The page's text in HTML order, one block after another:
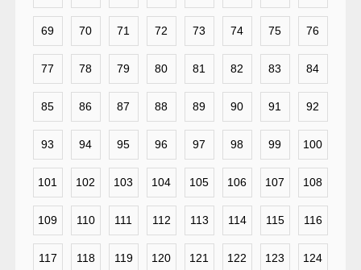
69 70 71 72 73 74 75 76
77 78 79 80 81 82 83 84
85 86 87 88 89 90 91 92
93 94 95 96 97 98 99 100
101 102 103 104 105 106 107 108
109 110 111 112 113 114 115 116
117 118 119 120 121 122 123 124